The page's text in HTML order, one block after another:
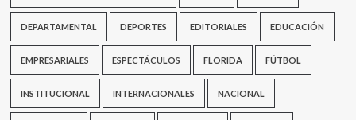
de
la
DEPARTAMENTAL DEPORTES EDITORIALES EDUCACIÓN
EMPRESARIALES ESPECTÁCULOS FLORIDA FÚTBOL
INSTITUCIONAL INTERNACIONALES NACIONAL